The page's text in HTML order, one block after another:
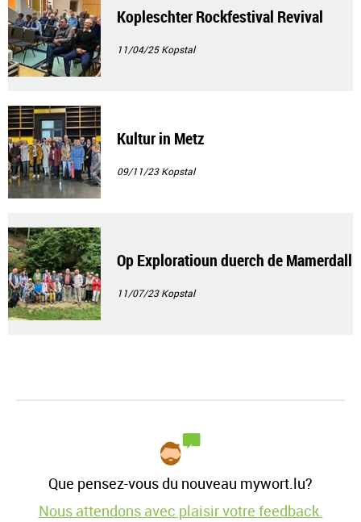
Kopleschter Rockfestival Revival
11/04/25Kopstal
Kultur in Metz
09/11/23Kopstal
Op Exploratioun duerch de Mamerdall
11/07/23Kopstal
Que pensez-vous du nouveau mywort.lu?
Nous attendons avec plaisir votre feedback.